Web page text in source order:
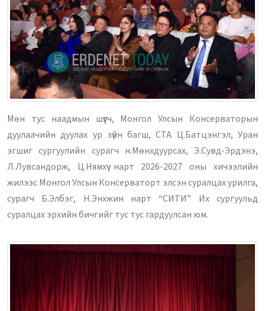
Мөн тус наадмын шүүгч, Монгол Улсын Консерваторын
дуулаачийн дуулах ур зүйн багш, СТА Ц.Батцэнгэл, Уран
эгшиг сургуулийн сурагч н.Мөнхдуурсах, Э.Сувд-Эрдэнэ,
Л.Лувсандорж, Ц.Нямхүү нарт 2026-2027 оны хичээлийн
жилээс Монгол Улсын Консерваторт элсэн суралцах урилга,
сурагч Б.Элбэг, Н.Энхжин нарт “СИТИ” Их сургуульд
суралцах эрхийн бичгийг тус тус гардуулсан юм.